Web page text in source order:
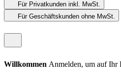
Für Privatkunden inkl. MwSt.
Für Geschäftskunden ohne MwSt.
Willkommen Anmelden, um auf Ihr